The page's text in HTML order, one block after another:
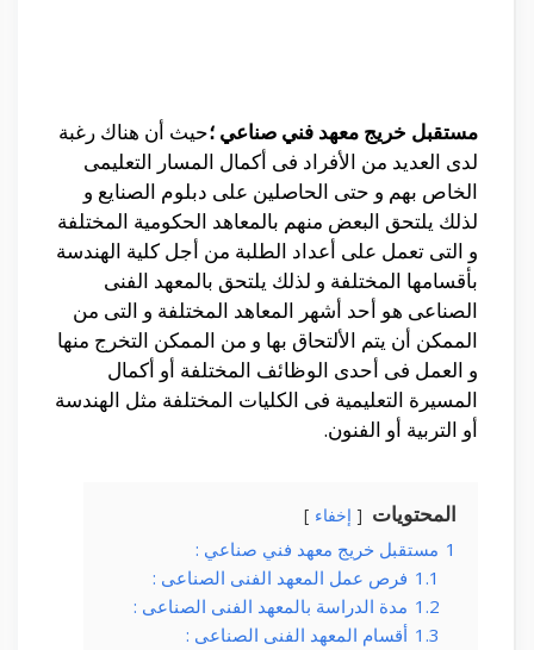
مستقبل خريج معهد فني صناعي ؛حيث أن هناك رغبة
لدى العديد من الأفراد فى أكمال المسار التعليمى
الخاص بهم و حتى الحاصلين على دبلوم الصنايع و
لذلك يلتحق البعض منهم بالمعاهد الحكومية المختلفة
و التى تعمل على أعداد الطلبة من أجل كلية الهندسة
بأقسامها المختلفة و لذلك يلتحق بالمعهد الفنى
الصناعى هو أحد أشهر المعاهد المختلفة و التى من
الممكن أن يتم الألتحاق بها و من الممكن التخرج منها
و العمل فى أحدى الوظائف المختلفة أو أكمال
المسيرة التعليمية فى الكليات المختلفة مثل الهندسة
أو التربية أو الفنون.
المحتويات إخفاء
1 مستقبل خريج معهد فني صناعي :
1.1 فرص عمل المعهد الفنى الصناعى :
1.2 مدة الدراسة بالمعهد الفنى الصناعى :
1.3 أقسام المعهد الفنى الصناعى :